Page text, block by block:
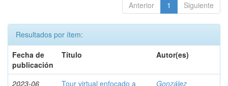
Anterior 1 Siguiente
Resultados por ítem:
Fecha de
publicación
Título Autor(es)
2023-06
Tour virtual enfocado a
González